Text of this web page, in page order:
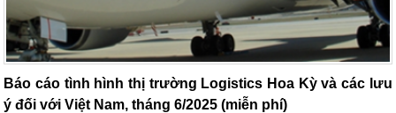
Báo cáo tình hình thị trường Logistics Hoa Kỳ và các lưu
ý đối với Việt Nam, tháng 6/2025 (miễn phí)